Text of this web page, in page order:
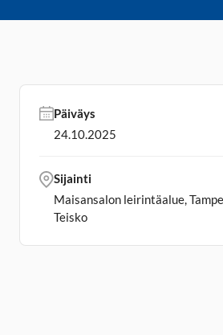
Päiväys
24.10.2025
Sijainti
Maisansalon leirintäalue,
Teisko